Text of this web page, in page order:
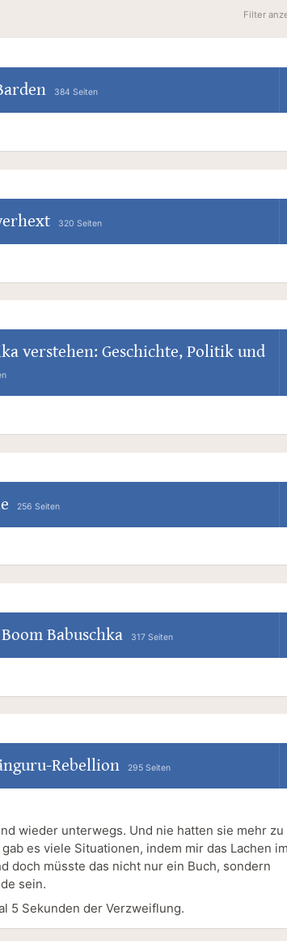
Filter
384 Seiten
320 Seiten
verstehen: Geschichte, Politik und
256 Seiten
Babuschka 317 Seiten
Rebellion 295 Seiten
wieder unterwegs. Und nie hatten sie mehr zu
es viele Situationen, indem mir das Lachen im
doch müsste das nicht nur ein Buch, sondern
sein.
5 Sekunden der Verzweiflung.